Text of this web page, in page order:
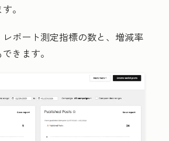
。
ポート測定指標の数と、増減率
きます。